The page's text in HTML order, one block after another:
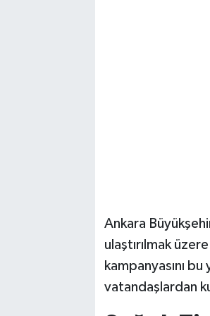
Ankara
ulaştırılmak
kampanyasını
vatandaşlardan
Sonsöz Özel